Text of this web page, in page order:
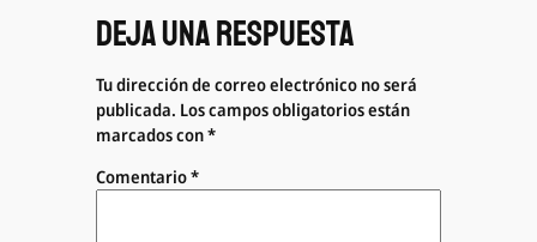
Deja una respuesta
Tu dirección de correo electrónico no será
publicada. Los campos obligatorios están
marcados con*
Comentario*